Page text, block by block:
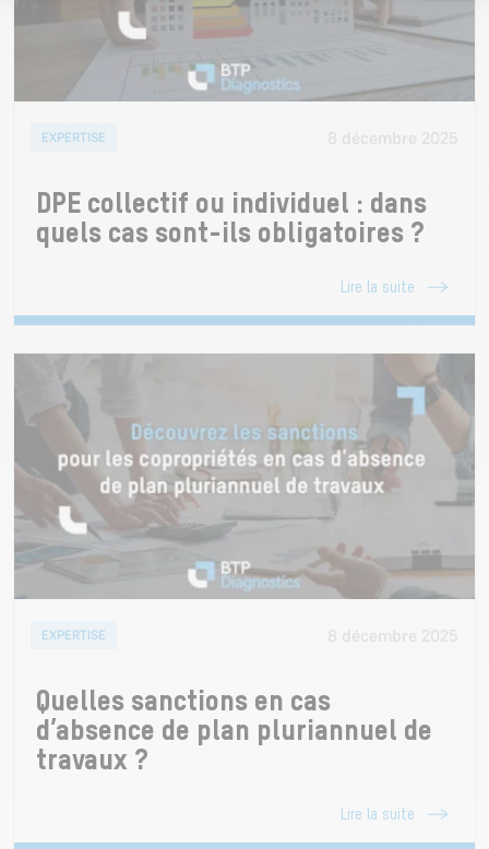
EXPERTISE
DPE collectif ou individuel : dans
quels cas sont-ils obligatoires ?
Lire la suite
EXPERTISE
Quelles sanctions en cas
d’absence de plan pluriannuel de
travaux ?
Lire la suite